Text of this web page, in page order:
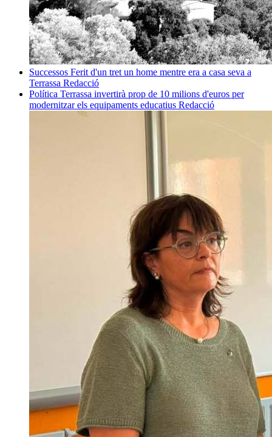
Successos Ferit d'un tret un home mentre era a casa seva a
Terrassa Redacció
Política Terrassa invertirà prop de 10 milions d'euros per
modernitzar els equipaments educatius Redacció